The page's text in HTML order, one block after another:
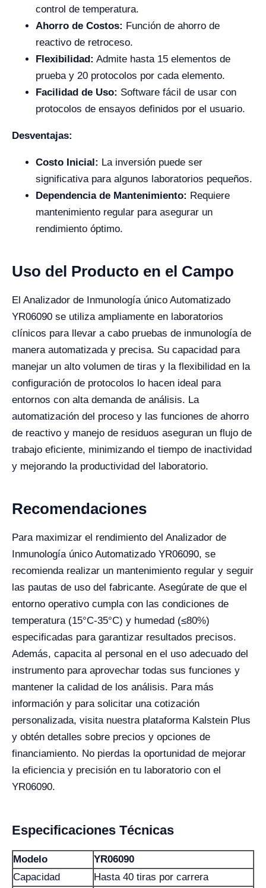
control de temperatura.
Ahorro de Costos: Función de ahorro de
reactivo de retroceso.
Flexibilidad: Admite hasta 15 elementos de
prueba y 20 protocolos por cada elemento.
Facilidad de Uso: Software fácil de usar con
protocolos de ensayos definidos por el usuario.
Desventajas:
Costo Inicial: La inversión puede ser
significativa para algunos laboratorios pequeños.
Dependencia de Mantenimiento: Requiere
mantenimiento regular para asegurar un
rendimiento óptimo.
Uso del Producto en el Campo
El Analizador de Inmunología único Automatizado
YR06090 se utiliza ampliamente en laboratorios
clínicos para llevar a cabo pruebas de inmunología de
manera automatizada y precisa. Su capacidad para
manejar un alto volumen de tiras y la flexibilidad en la
configuración de protocolos lo hacen ideal para
entornos con alta demanda de análisis. La
automatización del proceso y las funciones de ahorro
de reactivo y manejo de residuos aseguran un flujo de
trabajo eficiente, minimizando el tiempo de inactividad
y mejorando la productividad del laboratorio.
Recomendaciones
Para maximizar el rendimiento del Analizador de
Inmunología único Automatizado YR06090, se
recomienda realizar un mantenimiento regular y seguir
las pautas de uso del fabricante. Asegúrate de que el
entorno operativo cumpla con las condiciones de
temperatura (15°C-35°C) y humedad (≤80%)
especificadas para garantizar resultados precisos.
Además, capacita al personal en el uso adecuado del
instrumento para aprovechar todas sus funciones y
mantener la calidad de los análisis. Para más
información y para solicitar una cotización
personalizada, visita nuestra plataforma Kalstein Plus
y obtén detalles sobre precios y opciones de
financiamiento. No pierdas la oportunidad de mejorar
la eficiencia y precisión en tu laboratorio con el
YR06090.
Especificaciones Técnicas
Modelo
YR06090
Capacidad
Hasta 40 tiras por carrera